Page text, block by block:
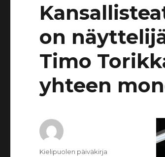
on
Timo
yhteen
Kirjoittaja
Kielipuolen päiväkirja